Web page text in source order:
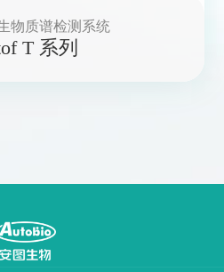
物质谱检测系统
T 系列